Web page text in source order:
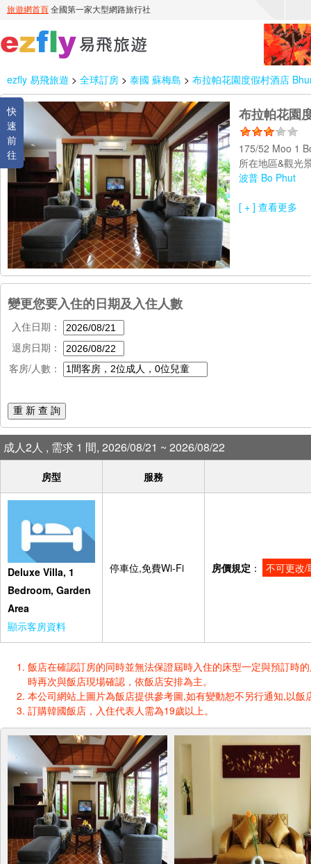
ezfly 易飛旅遊 > 全球訂房 > 泰國 蘇梅島 > 布拉帕花園度假村酒店
快
速
前
往
布拉帕花園
175/52 Moo 1
所在地區&觀光
波普 Bo Phut
[ + ] 查看更多
變更您要入住的日期及入住人數
入住日期：
退房日期：
客房/人數：
重 新 查 詢
成人2人 , 需求 1 間, 2026/08/21 ~ 2026/08/22
房型 服務
Deluxe Villa, 1
Bedroom, Garden
Area
顯示客房資料
停車位,免費Wi-Fi 房價規定 ： 不可更改/
飯店在確認訂房的同時並無法保證屆時入住的床型一定與預訂時
時再次與飯店現場確認，依飯店安排為主。
本公司網站上圖片為飯店提供參考圖,如有變動恕不另行通知,以飯
訂購韓國飯店，入住代表人需為19歲以上。